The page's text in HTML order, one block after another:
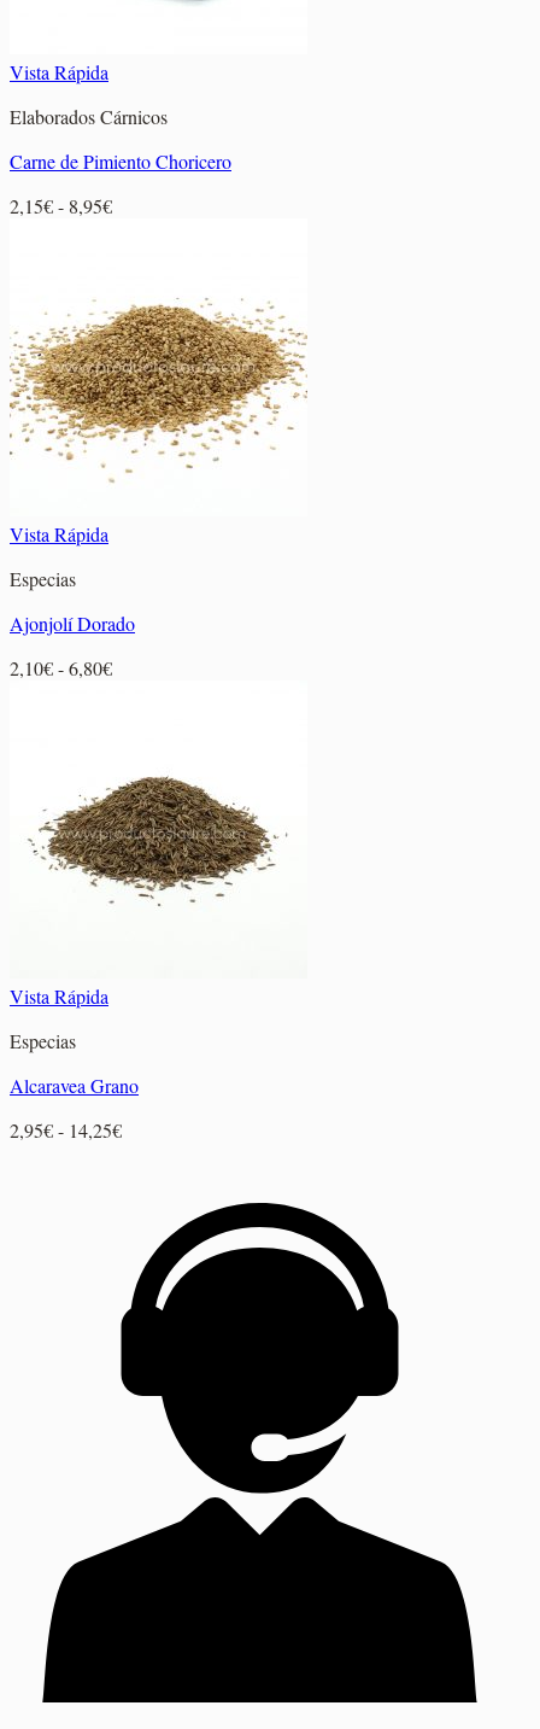
Vista Rápida
Elaborados Cárnicos
Carne de Pimiento Choricero
2,15€- 8,95€Rango
2,15€
hasta
8,95€
Vista Rápida
Especias
Ajonjolí Dorado
2,10€-6,80€Rango
hasta
6,80€
Vista Rápida
Especias
Alcaravea Grano
2,95€- 14,25€Rango
hasta
14,25€